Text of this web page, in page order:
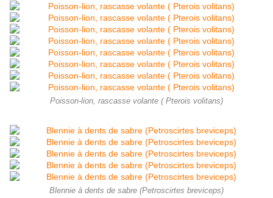
Poisson-lion, rascasse volante ( Pterois volitans)
Blennie à dents de sabre (Petroscirtes breviceps)